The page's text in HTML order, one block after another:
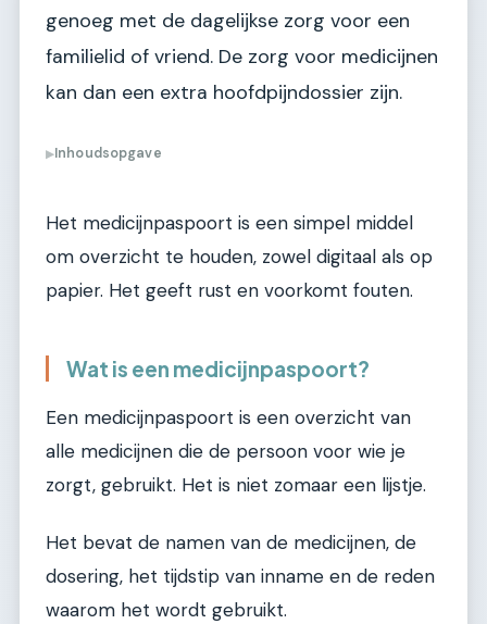
genoeg met de dagelijkse zorg voor een
familielid of vriend. De zorg voor medicijnen
kan dan een extra hoofdpijndossier zijn.
▶Inhoudsopgave
Het medicijnpaspoort is een simpel middel
om overzicht te houden, zowel digitaal als op
papier. Het geeft rust en voorkomt fouten.
Wat is een medicijnpaspoort?
Een medicijnpaspoort is een overzicht van
alle medicijnen die de persoon voor wie je
zorgt, gebruikt. Het is niet zomaar een lijstje.
Het bevat de namen van de medicijnen, de
dosering, het tijdstip van inname en de reden
waarom het wordt gebruikt.